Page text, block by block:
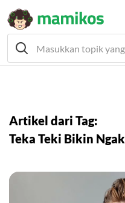
Artikel dari Tag:
Teka Teki Bikin